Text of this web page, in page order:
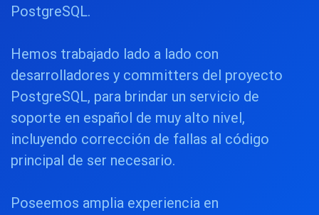
PostgreSQL.
Hemos trabajado lado a lado con
desarrolladores y committers del proyecto
PostgreSQL, para brindar un servicio de
soporte en español de muy alto nivel,
incluyendo corrección de fallas al código
principal de ser necesario.
Poseemos amplia experiencia en